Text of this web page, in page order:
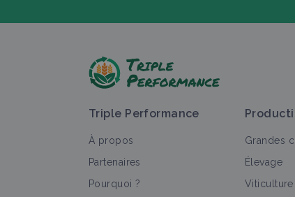
Triple Performance
À propos
Partenaires
Pourquoi ?
Grandes
Élevage
Viticulture